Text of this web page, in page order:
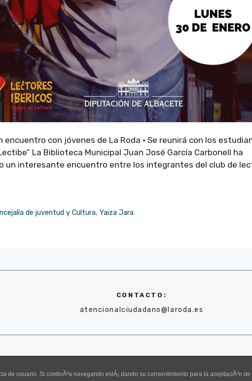
encuentro con jóvenes de La Roda · Se reunirá con los
La Biblioteca Municipal Juan José García Carbonell ha
un interesante encuentro entre los integrantes del club de
de juventud y Cultura,Yaiza Jara
CONTACTO:
atencionalciudadano@laroda.es
de usuario. Si continÃºa navegando estÃ¡ dando su consentimiento para la aceptaciÃ³n